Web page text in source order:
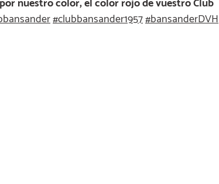
nuestro color, el color rojo de vuestro Club
#clubbansander1957#bansanderDVH